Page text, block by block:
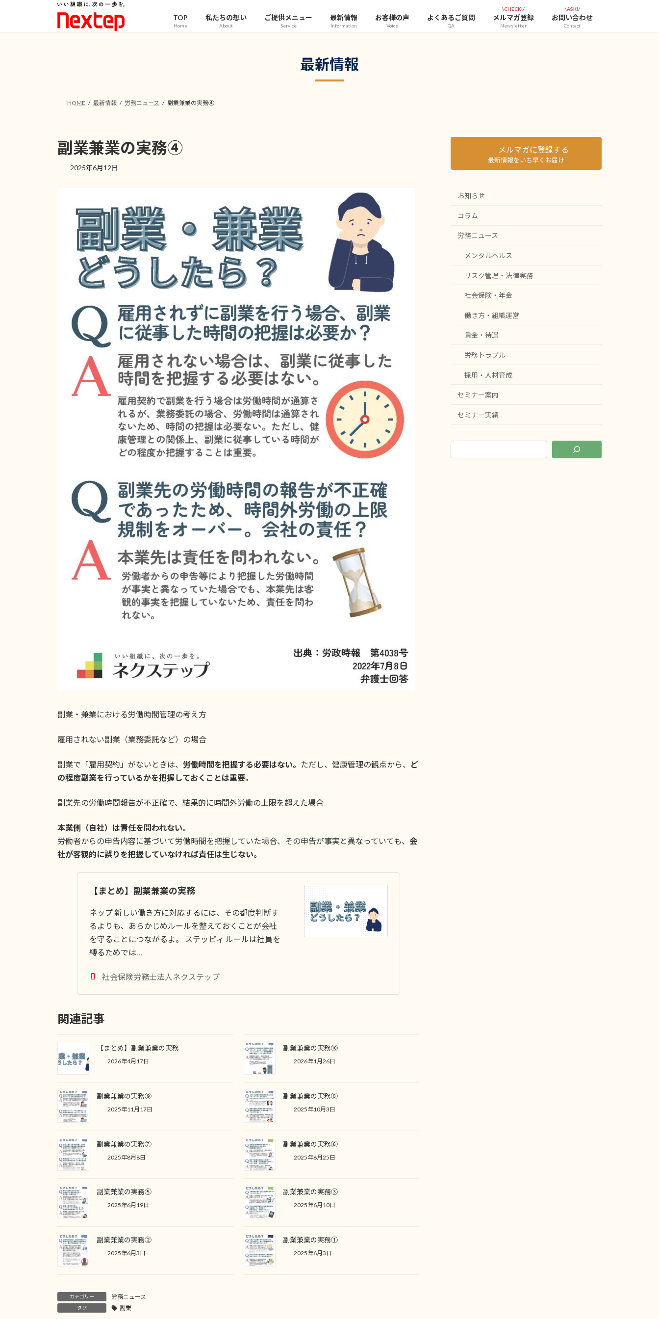
TOP
Home
私たちの想い
About
ご提供メニュー
Service
最新情報
Information
お客様の声
Voice
よくあるご質問
QA
\CHECK!/
メルマガ登録
Newsletter
\ASK!/
お問い合わせ
Contact
最新情報
HOME 最新情報 労務ニュース 副業兼業の実務④
副業兼業の実務④
2025年6月12日
副業・兼業における労働時間管理の考え方
雇用されない副業（業務委託など）の場合
副業で「雇用契約」がないときは、 労働時間を把握する必要はない。 ただし、健康管理の観点から、
ど
の程度副業を行っているかを把握しておくことは重要。
副業先の労働時間報告が不正確で、結果的に時間外労働の上限を超えた場合
本業側（自社）は責任を問われない。
労働者からの申告内容に基づいて労働時間を把握していた場合、その申告が事実と異なっていても、 会
社が客観的に誤りを把握していなければ責任は生じない。
【まとめ】副業兼業の実務
ネップ 新しい働き方に対応するには、その都度判断す
るよりも、あらかじめルールを整えておくことが会社
を守ることにつながるよ。 ステッピィ ルールは社員を
縛るためでは…
社会保険労務士法人ネクステップ
関連記事
【まとめ】副業兼業の実務
2026年4月17日
副業兼業の実務⑩
2026年1月26日
副業兼業の実務⑨
2025年11月17日
副業兼業の実務⑧
2025年10月3日
副業兼業の実務⑦
2025年8月8日
副業兼業の実務⑥
2025年6月25日
副業兼業の実務⑤
2025年6月19日
副業兼業の実務③
2025年6月10日
副業兼業の実務②
2025年6月3日
副業兼業の実務①
2025年6月3日
カテゴリー 労務ニュース
タグ 副業
メルマガに登録する
最新情報をいち早くお届け
お知らせ
コラム
労務ニュース
メンタルヘルス
リスク管理・法律実務
社会保険・年金
働き方・組織運営
賃金・待遇
労務トラブル
採用・人材育成
セミナー案内
セミナー実績